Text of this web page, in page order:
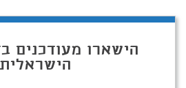
הישארו מעודכנים
הישראלית